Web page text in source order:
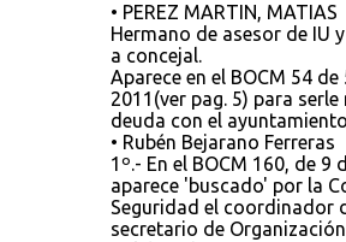
• PEREZ MARTIN, MATIAS
Hermano de asesor de IU
a concejal.
Aparece en el BOCM 54
2011(ver pag. 5) para
deuda con el
• Rubén Bejarano Ferreras
1º.- En el BOCM 160, de 9
aparece 'buscado' por la
Seguridad el coordinador
secretario de